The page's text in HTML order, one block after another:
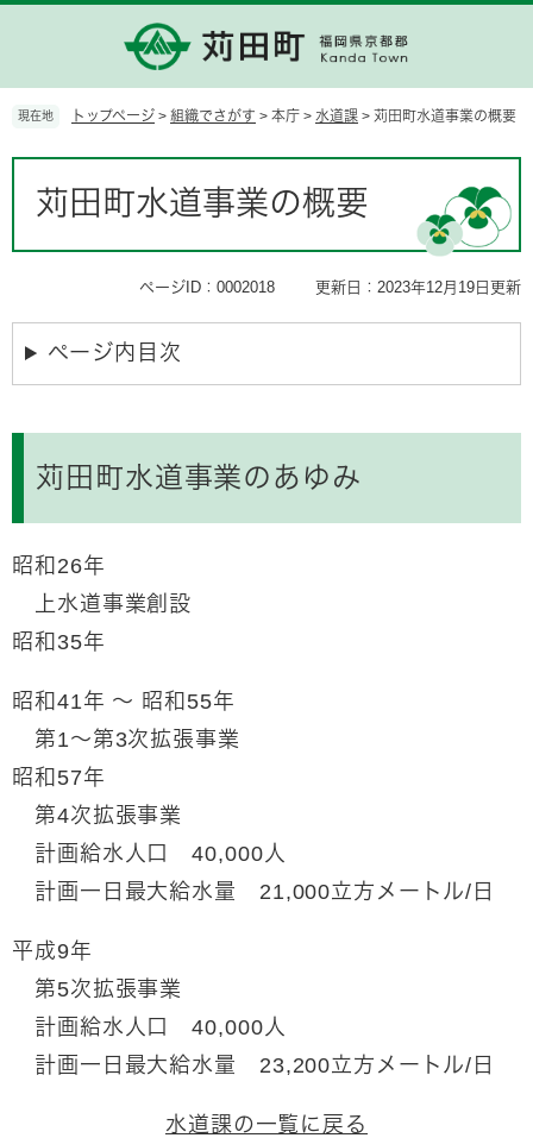
の
で
ー
ば
現在地 トップページ > 組織でさがす > 本庁 > 水道課 > 苅田町水道事業の概要
苅田町水道事業の概要
ページID：0002018 更新日：2023年12月19日更新
ページ内目次
苅田町水道事業のあゆみ
昭和26年
上水道事業創設
昭和35年
昭和41年 ～ 昭和55年
第1～第3次拡張事業
昭和57年
第4次拡張事業
計画給水人口 40,000人
計画一日最大給水量 21,000立方メートル/日
平成9年
第5次拡張事業
計画給水人口 40,000人
計画一日最大給水量 23,200立方メートル/日
水道課の一覧に戻る